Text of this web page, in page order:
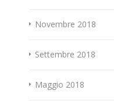
Novembre 2018
Settembre 2018
Maggio 2018